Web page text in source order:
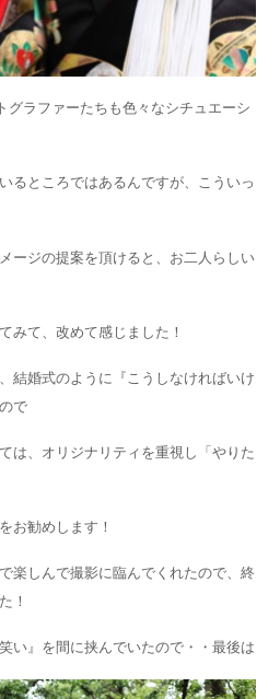
グラファーたちも色々なシチュエーシ
るところではあるんですが、こういっ
ージの提案を頂けると、お二人らしい
みて、改めて感じました！
結婚式のように『こうしなければいけ
で
は、オリジナリティを重視し「やりた
お勧めします！
楽しんで撮影に臨んでくれたので、終
！
い』を間に挟んでいたので・・最後は